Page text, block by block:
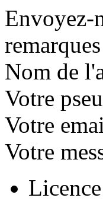
Envoyez-
Nom de
Votre
Votre
Votre